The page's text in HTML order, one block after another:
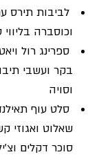
לביבות תירס
וכוסברה בליווי
ספרינג רול
בקר ועשבי
וסויה
סלט עוף
שאלוט ואגוזי
סוכר דקלים